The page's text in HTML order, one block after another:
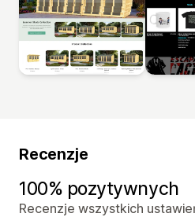
Recenzje
100% pozytywnych
Recenzje wszystkich